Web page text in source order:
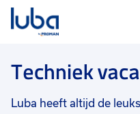
Vacatures
Over ons
Techniek
Luba heeft altijd de
Filter vacatures
Vakgebied 0
Opleidingsniveau
Uren per week 0